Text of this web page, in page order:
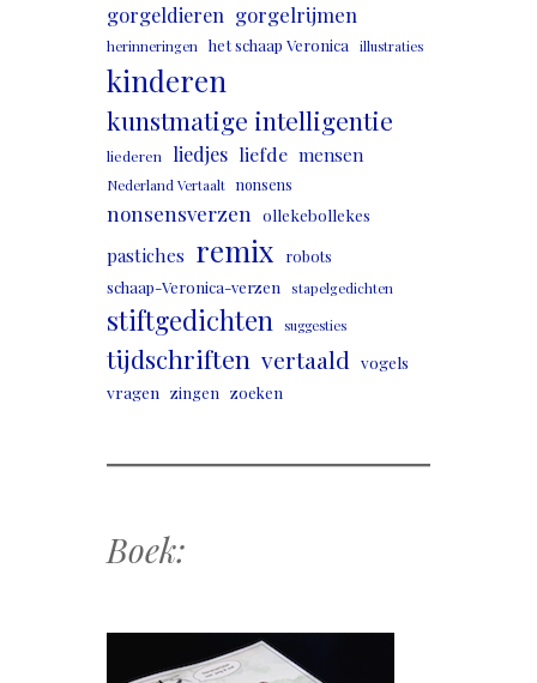
gorgeldieren gorgelrijmen
herinneringen het schaap Veronica illustraties
kinderen
kunstmatige intelligentie
liederen liedjes liefde mensen
Nederland Vertaalt nonsens
nonsensverzen ollekebollekes
pastiches remix
robots
schaap-Veronica-verzen stapelgedichten
stiftgedichten suggesties
tijdschriften vertaald vogels
vragen zingen zoeken
Boek: